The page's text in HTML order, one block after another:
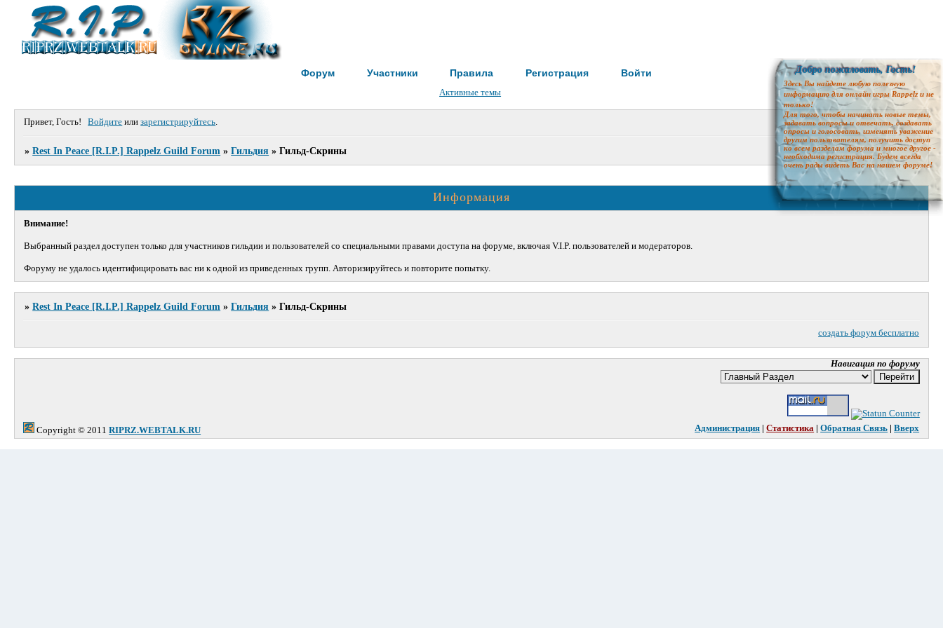
Форум Участники Правила Регистрация Войти
Активные темы
Привет, Гость! Войдите илизарегистрируйтесь.
»Rest In Peace [R.I.P.] Rappelz Guild Forum »Гильдия »Гильд-Скрины
Информация
Внимание!
Выбранный раздел доступен только для участников гильдии и пользователей со специальными правами доступа на форуме, включая V.I.P. пользователей и модераторов.
Форуму не удалось идентифицировать вас ни к одной из приведенных групп. Авторизируйтесь и повторите попытку.
»Rest In Peace [R.I.P.] Rappelz Guild Forum »Гильдия »Гильд-Скрины
создать форум бесплатно
Добро пожаловать, Гость!
Здесь Вы найдете любую полезную
информацию для онлайн игры Rappelz и не
только!
Для того, чтобы начинать новые темы,
задавать вопросы и отвечать, создавать
опросы и голосовать, изменять уважение
другим пользователям, получить доступ
ко всем разделам форума и многое другое -
необходима регистрация. Будем всегда
очень рады видеть Вас на нашем форуме!
Навигация по форуму
Copyright © 2011RIPRZ.WEBTALK.RU Администрация | Статистика | Oбратная Связь | Вверх